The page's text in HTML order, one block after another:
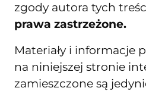
zgody autora tych
prawa zastrzeżone.
Materiały i informacje
na niniejszej stronie
zamieszczone są